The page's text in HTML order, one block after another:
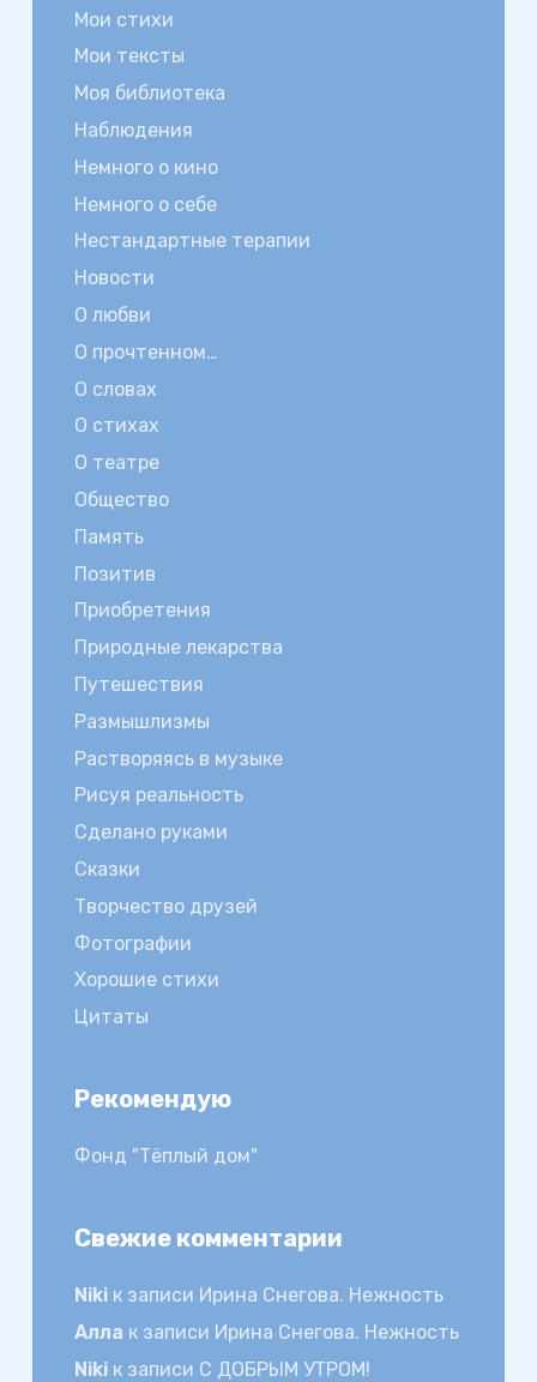
Мои стихи
Мои тексты
Моя библиотека
Наблюдения
Немного о кино
Немного о себе
Нестандартные терапии
Новости
О любви
О прочтенном…
О словах
О стихах
О театре
Общество
Память
Позитив
Приобретения
Природные лекарства
Путешествия
Размышлизмы
Растворяясь в музыке
Рисуя реальность
Сделано руками
Сказки
Творчество друзей
Фотографии
Хорошие стихи
Цитаты
Рекомендую
Фонд "Тёплый дом"
Свежие комментарии
Nikiк записи Ирина Снегова. Нежность
Алла к записи Ирина Снегова. Нежность
Nikiк записи С ДОБРЫМ УТРОМ!